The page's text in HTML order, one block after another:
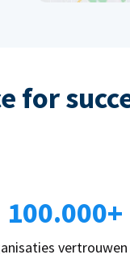
for
100.000+
vertrouwen